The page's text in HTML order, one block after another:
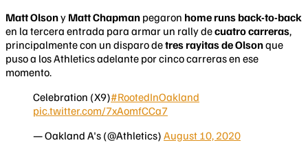
Matt Olsony Matt Chapman pegaron home runs back-to-back
en la tercera entrada para armar un rally decuatro carreras,
principalmente con un disparo detres rayitas de Olsonque
puso a los Athletics adelante por cinco carreras en ese
momento.
Celebration (X9)#RootedInOakland
pic.twitter.com/7xAomfCCa7
— Oakland A's (@Athletics) August 10, 2020